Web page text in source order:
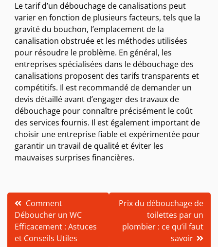
Le tarif d’un débouchage de canalisations peut
varier en fonction de plusieurs facteurs, tels que la
gravité du bouchon, l’emplacement de la
canalisation obstruée et les méthodes utilisées
pour résoudre le problème. En général, les
entreprises spécialisées dans le débouchage des
canalisations proposent des tarifs transparents et
compétitifs. Il est recommandé de demander un
devis détaillé avant d’engager des travaux de
débouchage pour connaître précisément le coût
des services fournis. Il est également important de
choisir une entreprise fiable et expérimentée pour
garantir un travail de qualité et éviter les
mauvaises surprises financières.
Navigation
de
l’article
Comment
Déboucher un WC
Efficacement : Astuces
et Conseils Utiles
Prix du débouchage de
toilettes par un
plombier : ce qu’il faut
savoir